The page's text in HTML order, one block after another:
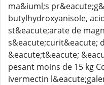
ma&iuml;s
butylhydroxyanisole,
st&eacute;arate de
s&eacute;curit&eacute;
&eacute;t&eacute;
pesant moins de 15 kg
ivermectin